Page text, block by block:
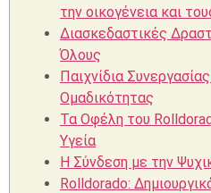
την οικογένεια και
Διασκεδαστικές
Όλους
Παιχνίδια
Ομαδικότητας
Τα Οφέλη του
Υγεία
Η Σύνδεση με την
Rolldorado: